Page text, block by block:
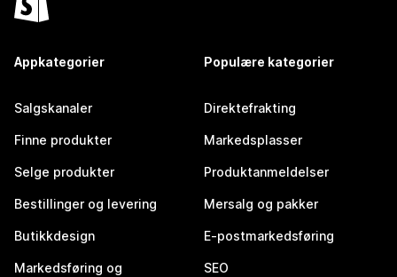
Appkategorier
Salgskanaler
Finne produkter
Selge produkter
Bestillinger og levering
Butikkdesign
Markedsføring og
Populære kategorier
Direktefrakting
Markedsplasser
Produktanmeldelser
Mersalg og pakker
E-postmarkedsføring
SEO